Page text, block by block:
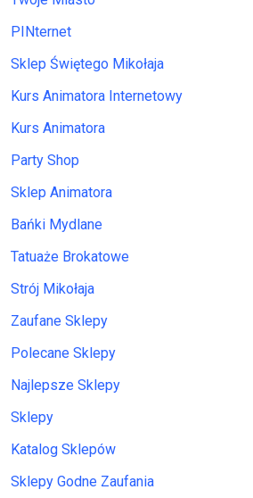
PINternet
Sklep Świętego Mikołaja
Kurs Animatora Internetowy
Kurs Animatora
Party Shop
Sklep Animatora
Bańki Mydlane
Tatuaże Brokatowe
Strój Mikołaja
Zaufane Sklepy
Polecane Sklepy
Najlepsze Sklepy
Sklepy
Katalog Sklepów
Sklepy Godne Zaufania